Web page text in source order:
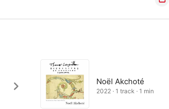
Noël Akchoté
2022 · 1 track · 1 min